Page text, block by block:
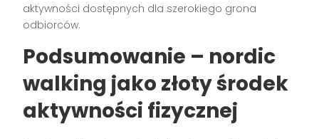
aktywności dostępnych dla szerokiego grona
odbiorców.
Podsumowanie – nordic
walking jako złoty środek
aktywności fizycznej